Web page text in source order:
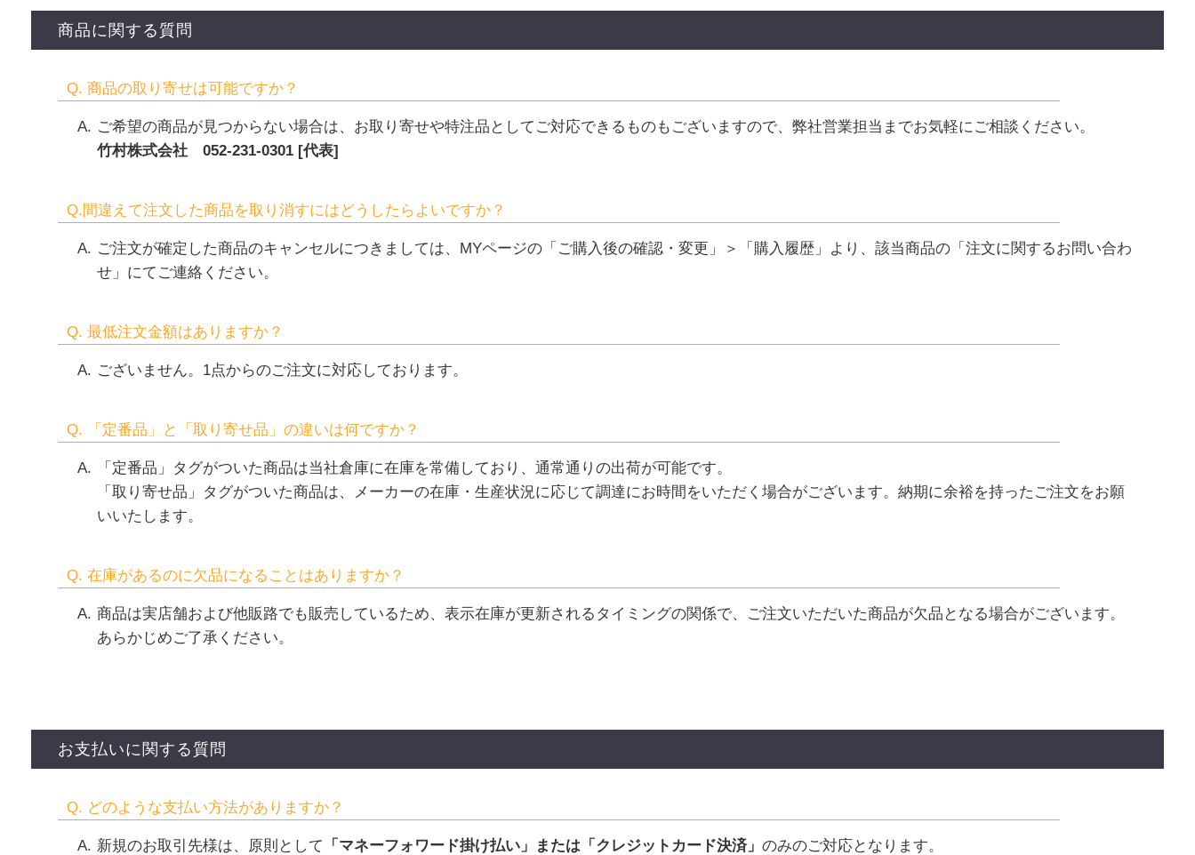
商品に関する質問
Q. 商品の取り寄せは可能ですか？
ご希望の商品が見つからない場合は、お取り寄せや特注品としてご対応できるものもございますので、弊社営業担当までお気軽にご相談ください。
竹村株式会社 052-231-0301 [代表]
Q.間違えて注文した商品を取り消すにはどうしたらよいですか？
ご注文が確定した商品のキャンセルにつきましては、MYページの「ご購入後の確認・変更」＞「購入履歴」より、該当商品の「注文に関するお問い合わ
せ」にてご連絡ください。
Q. 最低注文金額はありますか？
ございません。1点からのご注文に対応しております。
Q. 「定番品」と「取り寄せ品」の違いは何ですか？
「定番品」タグがついた商品は当社倉庫に在庫を常備しており、通常通りの出荷が可能です。
「取り寄せ品」タグがついた商品は、メーカーの在庫・生産状況に応じて調達にお時間をいただく場合がございます。納期に余裕を持ったご注文をお願
いいたします。
Q. 在庫があるのに欠品になることはありますか？
商品は実店舗および他販路でも販売しているため、表示在庫が更新されるタイミングの関係で、ご注文いただいた商品が欠品となる場合がございます。
あらかじめご了承ください。
お支払いに関する質問
Q. どのような支払い方法がありますか？
新規のお取引先様は、原則として 「マネーフォワード掛け払い」または「クレジットカード決済」 のみのご対応となります。